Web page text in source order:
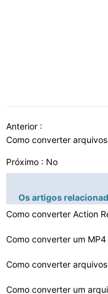
Anterior :
Como converter
Próximo : No
Os artigos
Como converter um MP4
Como converter
Como converter um